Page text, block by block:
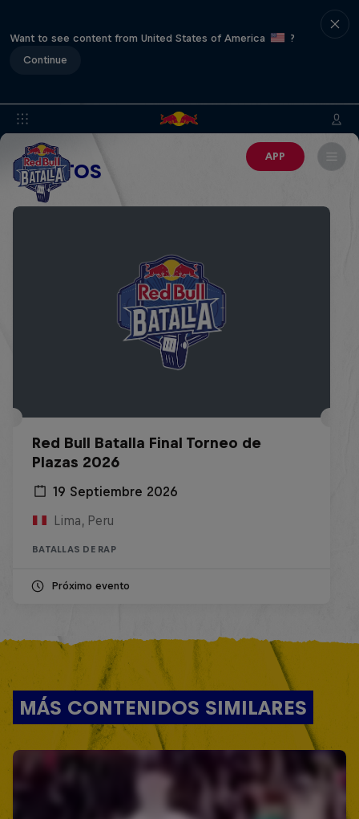
Want to see content from United States of America
?
Continue
APP
EVENTOS
Red Bull Batalla Final Torneo de
Plazas 2026
19 Septiembre 2026
Lima, Peru
BATALLAS DE RAP
Próximo evento
MÁS CONTENIDOS SIMILARES